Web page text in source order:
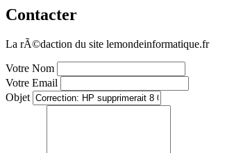
Contacter
La rÃ©daction du site lemondeinformatique.fr
Votre Nom
Votre Email
Objet